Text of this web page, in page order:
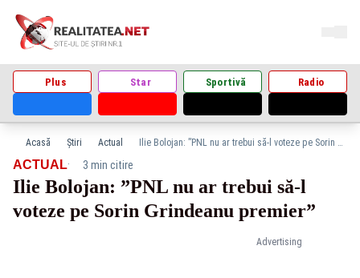
Plus Star Sportivă Radio
Acasă Știri Actual Ilie Bolojan: ”PNL nu ar trebui să-l voteze pe Sorin Grindeanu premier”
Advertising
ACTUAL· 3 min citire
Ilie Bolojan: ”PNL nu ar trebui să-l
voteze pe Sorin Grindeanu premier”